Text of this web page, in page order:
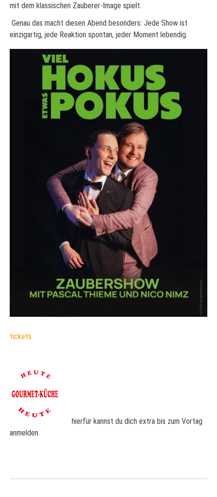
mit dem klassischen Zauberer-Image spielt.
Genau das macht diesen Abend besonders: Jede Show ist
einzigartig, jede Reaktion spontan, jeder Moment lebendig.
tickets
hierfür kannst du dich extra bis zum Vortag
anmelden.